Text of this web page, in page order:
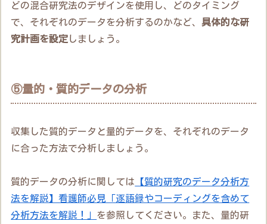
どの混合研究法のデザインを使用し、どのタイミング
で、それぞれのデータを分析するのかなど、具体的な研
究計画を設定しましょう。
⑤量的・質的データの分析
収集した質的データと量的データを、それぞれのデータ
に合った方法で分析しましょう。
質的データの分析に関しては 【質的研究のデータ分析方
法を解説】看護師必見「逐語録やコーディングを含めて
分析方法を解説！」 を参照してください。また、量的研